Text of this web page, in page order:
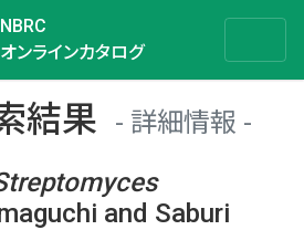
NBRC
オンラインカタログ
結果
詳細情報
and Saburi